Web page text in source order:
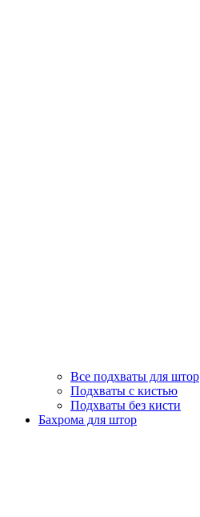
Все подхваты для штор
Подхваты с кистью
Подхваты без кисти
Бахрома для штор